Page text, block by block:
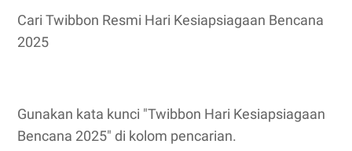
Cari Twibbon Resmi Hari Kesiapsiagaan Bencana
2025
Gunakan kata kunci "Twibbon Hari Kesiapsiagaan
Bencana 2025" di kolom pencarian.